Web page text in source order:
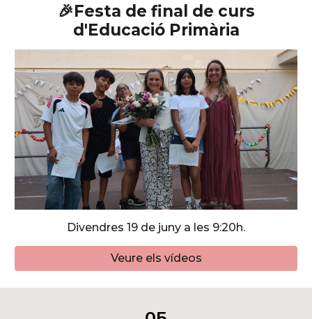
🎉Festa de final de curs
d'Educació Primària
Divendres 19 de juny a les 9:20h.
Veure els vídeos